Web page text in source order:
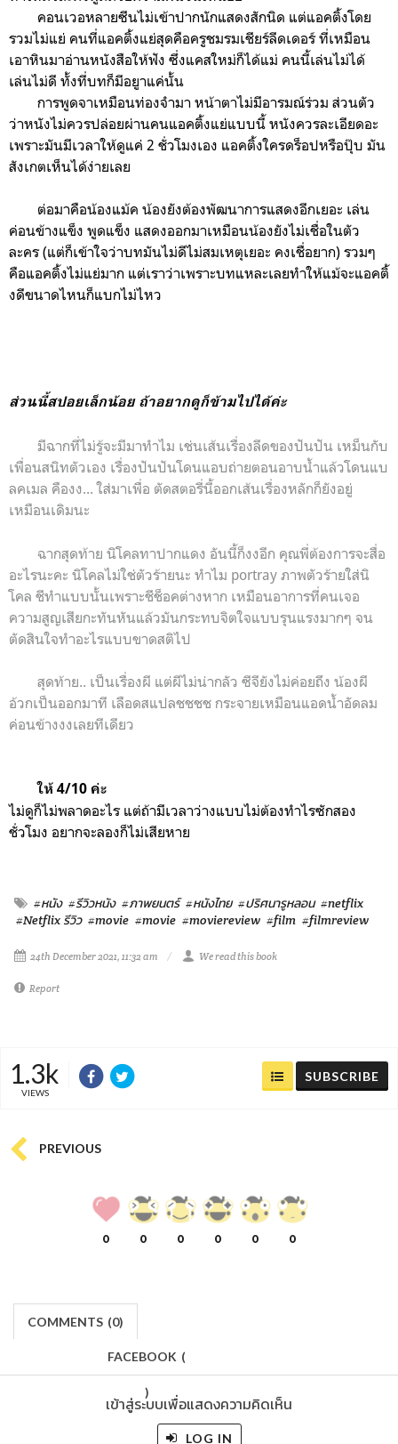
คอนเวอหลายซีนไม่เข้าปากนักแสดงสักนิด แต่แอคติ้งโดย
รวมไม่แย่ คนที่แอคติ้งแย่สุดคือครูชมรมเชียร์ลีดเดอร์ ที่เหมือน
เอาหินมาอ่านหนังสือให้ฟัง ซึ่งแคสใหม่ก็ได้แม่ คนนี้เล่นไม่ได้
เล่นไม่ดี ทั้งที่บทก็มีอยูาแค่นั้น
การพูดจาเหมือนท่องจำมา หน้าตาไม่มีอารมณ์ร่วม ส่วนตัว
ว่าหนังไม่ควรปล่อยผ่านคนแอคติ้งแย่แบบนี้ หนังควรละเอียดอะ
เพราะมันมีเวลาให้ดูแค่ 2 ชั่วโมงเอง แอคติ้งใครดร็อปหรือปุ๊บ มัน
สังเกตเห็นได้ง่ายเลย
ต่อมาคือน้องแม้ค น้องยังต้องพัฒนาการแสดงอีกเยอะ เล่น
ค่อนข้างแข็ง พูดแข็ง แสดงออกมาเหมือนน้องยังไม่เชื่อในตัว
ละคร (แต่ก็เข้าใจว่าบทมันไม่ดีไม่สมเหตุเยอะ คงเชื่อยาก) รวมๆ
คือแอคติ้งไม่แย่มาก แต่เราว่าเพราะบทแหละเลยทำให้แม้จะแอคติ้
งดีขนาดไหนก็แบกไม่ไหว
ส่วนนี้สปอยเล็กน้อย ถ้าอยากดูก็ข้ามไปได้ค่ะ
มีฉากที่ไม่รู้จะมีมาทำไม เช่นเส้นเรื่องลีดของปันปัน เหม็นกับ
เพื่อนสนิทตัวเอง เรื่องปันปันโดนแอบถ่ายตอนอาบน้ำแล้วโดนแบ
ลคเมล คืองง... ใส่มาเพื่อ ตัดสตอรี่นี้ออกเส้นเรื่องหลักก็ยังอยู่
เหมือนเดิมนะ
ฉากสุดท้าย นิโคลทาปากแดง อันนี้ก็งงอีก คุณพี่ต้องการจะสื่อ
อะไรนะคะ นิโคลไม่ใช่ตัวร้ายนะ ทำไม portray ภาพตัวร้ายใส่นิ
โคล ชีทำแบบนั้นเพราะชีช็อคต่างหาก เหมือนอาการที่คนเจอ
ความสูญเสียกะทันหันแล้วมันกระทบจิตใจแบบรุนแรงมากๆ จน
ตัดสินใจทำอะไรแบบขาดสติไป
สุดท้าย.. เป็นเรื่องผี แต่ผีไม่น่ากลัว ซีจียังไม่ค่อยถึง น้องผี
อ้วกเป็นออกมาที เลือดสแปลชชชช กระจายเหมือนแอดน้ำอัดลม
ค่อนข้างงงเลยทีเดียว
ให้ 4/10 ค่ะ
ไม่ดูก็ไม่พลาดอะไร แต่ถ้ามีเวลาว่างแบบไม่ต้องทำไรซักสอง
ชั่วโมง อยากจะลองก็ไม่เสียหาย
#หนัง #รีวิวหนัง #ภาพยนตร์ #หนังไทย #ปริศนารูหลอน #netflix
#Netflix รีวิว #movie #movie #moviereview #film #filmreview
24th December 2021, 11:32 am We read this book
Report
1.3k
VIEWS
SUBSCRIBE
PREVIOUS
0 0 0 0 0 0
COMMENTS (0)
FACEBOOK (
)
เข้าสู่ระบบเพื่อแสดงความคิดเห็น
LOG IN